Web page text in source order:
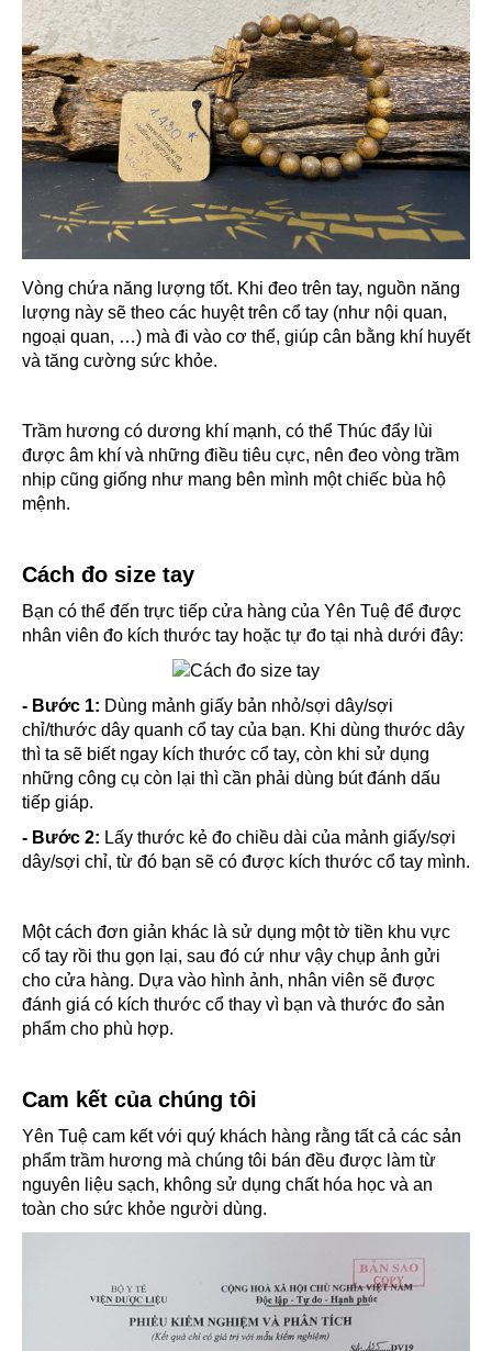
Vòng chứa năng lượng tốt. Khi đeo trên tay, nguồn năng
lượng này sẽ theo các huyệt trên cổ tay (như nội quan,
ngoại quan, …) mà đi vào cơ thể, giúp cân bằng khí huyết
và tăng cường sức khỏe.
Trầm hương có dương khí mạnh, có thể Thúc đẩy lùi
được âm khí và những điều tiêu cực, nên đeo vòng trầm
nhịp cũng giống như mang bên mình một chiếc bùa hộ
mệnh.
Cách đo size tay
Bạn có thể đến trực tiếp cửa hàng của Yên Tuệ để được
nhân viên đo kích thước tay hoặc tự đo tại nhà dưới đây:
- Bước 1: Dùng mảnh giấy bản nhỏ/sợi dây/sợi
chỉ/thước dây quanh cổ tay của bạn. Khi dùng thước dây
thì ta sẽ biết ngay kích thước cổ tay, còn khi sử dụng
những công cụ còn lại thì cần phải dùng bút đánh dấu
tiếp giáp.
- Bước 2: Lấy thước kẻ đo chiều dài của mảnh giấy/sợi
dây/sợi chỉ, từ đó bạn sẽ có được kích thước cổ tay mình.
Một cách đơn giản khác là sử dụng một tờ tiền khu vực
cổ tay rồi thu gọn lại, sau đó cứ như vậy chụp ảnh gửi
cho cửa hàng. Dựa vào hình ảnh, nhân viên sẽ được
đánh giá có kích thước cổ thay vì bạn và thước đo sản
phẩm cho phù hợp.
Cam kết của chúng tôi
Yên Tuệ cam kết với quý khách hàng rằng tất cả các sản
phẩm trầm hương mà chúng tôi bán đều được làm từ
nguyên liệu sạch, không sử dụng chất hóa học và an
toàn cho sức khỏe người dùng.